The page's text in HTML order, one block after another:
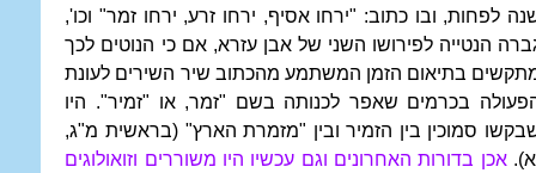
לפחות, ובו כתוב: "ירחו אסיף, ירחו זרע, ירחו זמר" וכו',
הנטייה לפירושו השני של אבן עזרא, אם כי הנוטים לכך
בתיאום הזמן המשתמע מהכתוב שיר השירים לעונת
בכרמים שאפר לכנותה בשם "זמר, או "זמיר". היו
סמוכין בין הזמיר ובין "מזמרת הארץ" (בראשית מ"ג,
אכן בדורות האחרונים וגם עכשיו היו משוררים וזואולוגים